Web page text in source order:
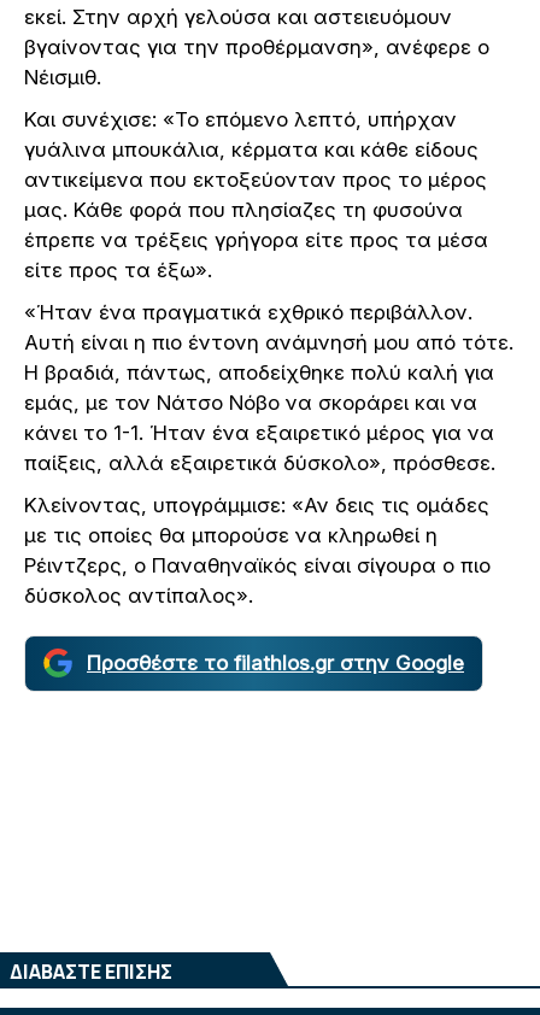
εκεί. Στην αρχή γελούσα και αστειευόμουν
βγαίνοντας για την προθέρμανση», ανέφερε ο
Νέισμιθ.
Και συνέχισε: «Το επόμενο λεπτό, υπήρχαν
γυάλινα μπουκάλια, κέρματα και κάθε είδους
αντικείμενα που εκτοξεύονταν προς το μέρος
μας. Κάθε φορά που πλησίαζες τη φυσούνα
έπρεπε να τρέξεις γρήγορα είτε προς τα μέσα
είτε προς τα έξω».
«Ήταν ένα πραγματικά εχθρικό περιβάλλον.
Αυτή είναι η πιο έντονη ανάμνησή μου από τότε.
Η βραδιά, πάντως, αποδείχθηκε πολύ καλή για
εμάς, με τον Νάτσο Νόβο να σκοράρει και να
κάνει το 1-1. Ήταν ένα εξαιρετικό μέρος για να
παίξεις, αλλά εξαιρετικά δύσκολο», πρόσθεσε.
Κλείνοντας, υπογράμμισε: «Αν δεις τις ομάδες
με τις οποίες θα μπορούσε να κληρωθεί η
Ρέιντζερς, ο Παναθηναϊκός είναι σίγουρα ο πιο
δύσκολος αντίπαλος».
Προσθέστε το filathlos.gr στην Google
ΔΙΑΒΑΣΤΕ ΕΠΙΣΗΣ